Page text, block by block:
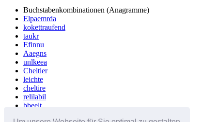
Buchstabenkombinationen (Anagramme)
Elpaemrda
kokettraufend
taukr
Efinnu
Aaegns
unlkeea
Cheltier
leichte
cheltire
relilabil
bbeelt